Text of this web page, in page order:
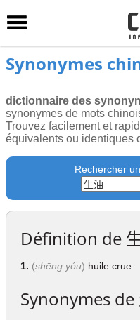
Synonymes
dictionnaire des
synonymes de mots
Trouvez facilement et
équivalents ou identiques
Rechercher
Définition de
1. (shēng yóu) huile crue
Synonymes de